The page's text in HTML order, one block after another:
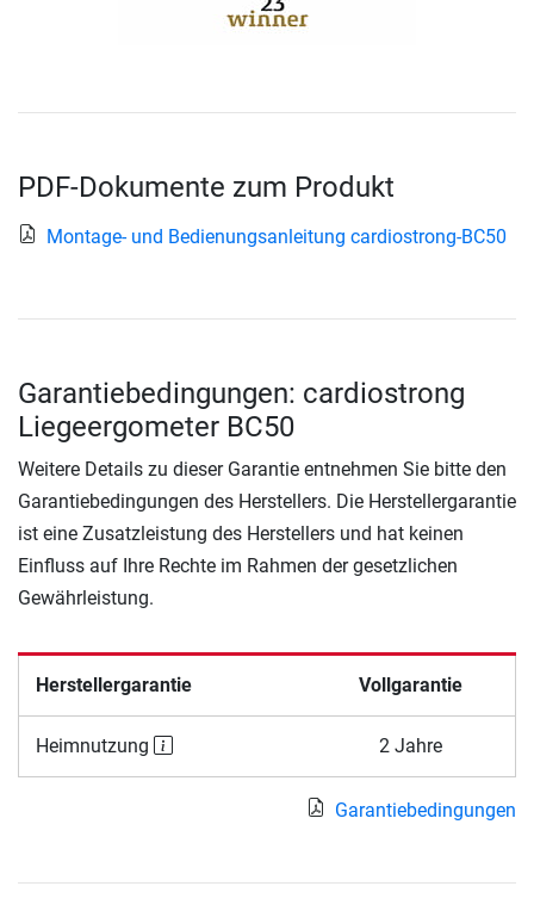
PDF-Dokumente zum Produkt
Montage- und Bedienungsanleitung cardiostrong-BC50
Garantiebedingungen: cardiostrong
Liegeergometer BC50
Weitere Details zu dieser Garantie entnehmen Sie bitte den
Garantiebedingungen des Herstellers. Die Herstellergarantie
ist eine Zusatzleistung des Herstellers und hat keinen
Einfluss auf Ihre Rechte im Rahmen der gesetzlichen
Gewährleistung.
Herstellergarantie Vollgarantie
Heimnutzung 2 Jahre
Garantiebedingungen